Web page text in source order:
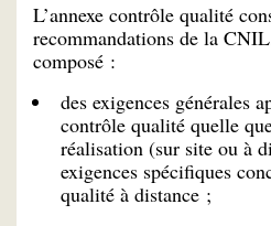
L’annexe contrôle qualité
recommandations de la
composé :
des exigences générales
contrôle qualité quelle
réalisation (sur site ou à
exigences spécifiques
qualité à distance ;